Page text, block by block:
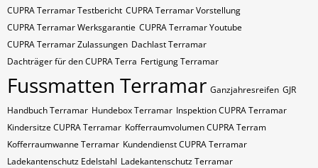
CUPRA Terramar Testbericht CUPRA Terramar Vorstellung
CUPRA Terramar Werksgarantie CUPRA Terramar Youtube
CUPRA Terramar Zulassungen Dachlast Terramar
Dachträger für den CUPRA Terra Fertigung Terramar
Fussmatten Terramar Ganzjahresreifen GJR
Handbuch Terramar Hundebox Terramar Inspektion CUPRA Terramar
Kindersitze CUPRA Terramar Kofferraumvolumen CUPRA Terram
Kofferraumwanne Terramar Kundendienst CUPRA Terramar
Ladekantenschutz Edelstahl Ladekantenschutz Terramar